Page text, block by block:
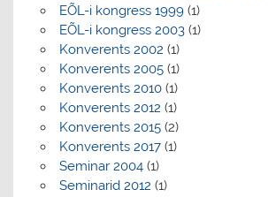
EÕL-i kongress 1999(1)
EÕL-i kongress 2003(1)
Konverents 2002 (1)
Konverents 2005(1)
Konverents 2010(1)
Konverents 2012 (1)
Konverents 2015(2)
Konverents 2017(1)
Seminar 2004(1)
Seminarid 2012 (1)